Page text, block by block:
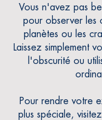
Vous n'avez pas
pour observer les
planètes ou les
Laissez simplement
l'obscurité ou
Pour rendre votre
plus spéciale,